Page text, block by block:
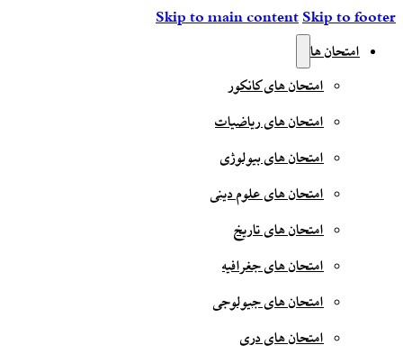
Skip to main contentSkip to footer
امتحان ها
امتحان های کانکور
امتحان های ریاضیات
امتحان های بیولوژی
امتحان های علوم دینی
امتحان های تاریخ
امتحان های جغرافیه
امتحان های جیولوجی
امتحان های دری